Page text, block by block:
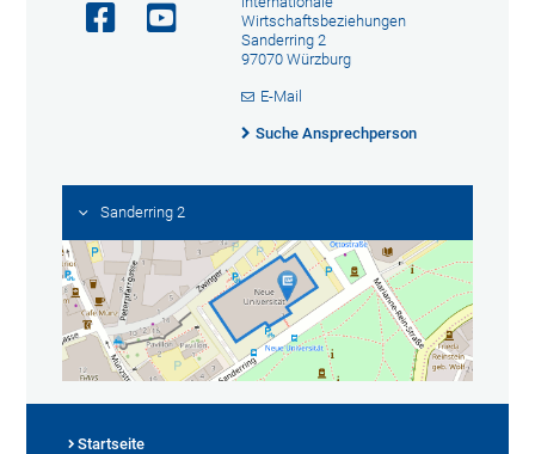
Wirtschaftsbeziehungen
Sanderring 2
97070 Würzburg
E-Mail
Suche Ansprechperson
Sanderring 2
Startseite